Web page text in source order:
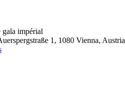
gala impérial
1, 1080 Vienna, Austria